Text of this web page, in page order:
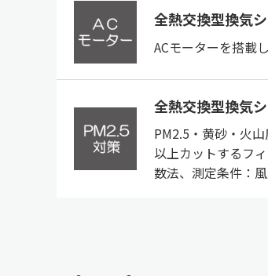
全熱交換型換気
ACモーターを搭載
全熱交換型換気
PM2.5・黄砂・火
以上カットするフ
数法、測定条件：風